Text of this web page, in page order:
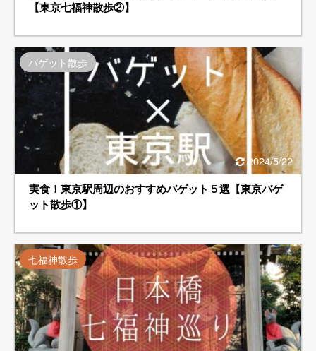
【東京七福神散歩②】
2024/5/22
バゲット散歩
実食！東京駅周辺のおすすめバゲット５選【東京バゲ
ット散歩①】
七福神散歩